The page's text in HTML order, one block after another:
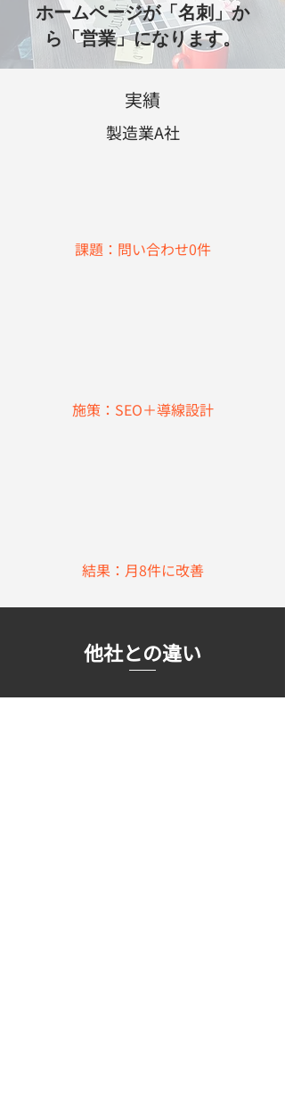
ホームページが「名刺」か
ら「営業」になります。
実績
製造業A社
課題：問い合わせ0件
施策：SEO＋導線設計
結果：月8件に改善
​他社との違い